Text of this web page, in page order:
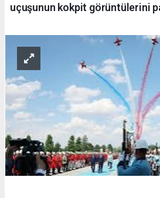
uçuşunun kokpit görüntülerini